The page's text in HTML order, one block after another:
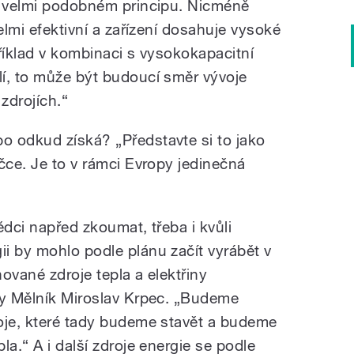
podobném principu. Nicméně
efektivní a zařízení dosahuje vysoké
v kombinaci s vysokokapacitní
to může být budoucí směr vývoje
odkud získá? „Představte si to jako
Je to v rámci Evropy jedinečná
napřed zkoumat, třeba i kvůli
by mohlo podle plánu začít vyrábět v
zdroje tepla a elektřiny
Mělník Miroslav Krpec. „Budeme
které tady budeme stavět a budeme
A i další zdroje energie se podle